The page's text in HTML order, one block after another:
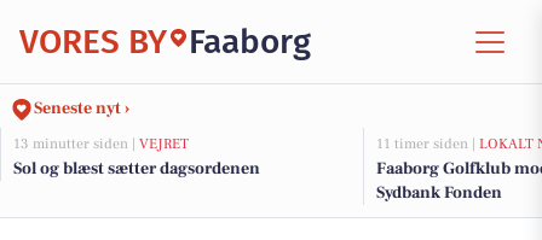
VORES BY Faaborg
Seneste nyt ›
13 minutter siden | VEJRET
Sol og blæst sætter dagsordenen
11 timer siden | LOKALT
Faaborg Golfklub
Sydbank Fonden